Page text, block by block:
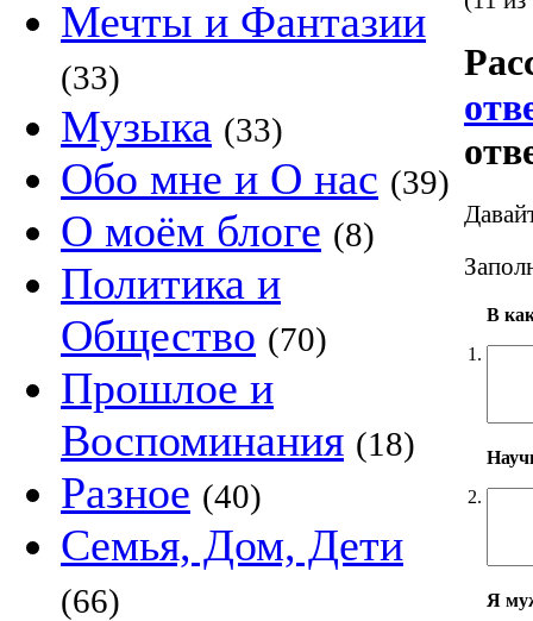
Мечты и Фантазии
(33)
Музыка (33)
Обо мне и О нас (39)
О моём блоге (8)
Политика и
Общество (70)
Прошлое и
Воспоминания (18)
Разное (40)
Семья, Дом, Дети
(66)
1.
В
2.
Я